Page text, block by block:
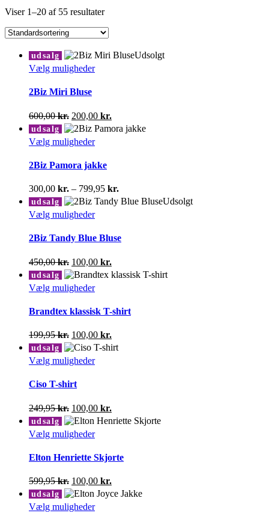
Viser 1–20 af 55 resultater
udsalg
Udsolgt
Vælg mulighederDette
varianter.
Mulighederne
kan
vælges
varesiden
2Biz Miri Bluse
600,00kr. Den
oprindelige
pris
var:
200,00 kr.
aktuelle
udsalg
Vælg mulighederDette
har
varianter.
Mulighederne
kan
vælges
varesiden
2Biz Pamora jakke
300,00 kr. – 799,95 kr.
300,00 kr.
udsalg
Udsolgt
Vælg mulighederDette
har
varianter.
Mulighederne
kan
vælges
varesiden
2Biz Tandy Blue Bluse
450,00kr. Den
oprindelige
pris
var:
100,00 kr.
aktuelle
udsalg
Vælg mulighederDette
har
varianter.
Mulighederne
kan
vælges
Brandtex klassisk T-shirt
199,95kr. Den
oprindelige
pris
var:
100,00 kr.
aktuelle
udsalg
Vælg mulighederDette
varianter.
Mulighederne
kan
vælges
varesiden
Ciso T-shirt
249,95kr. Den
oprindelige
pris
var:
100,00 kr.
aktuelle
udsalg
Vælg mulighederDette
har
flere
varianter.
Mulighederne
kan
vælges
Elton Henriette Skjorte
599,95kr. Den
oprindelige
pris
var:
100,00 kr.
aktuelle
udsalg
Vælg mulighederDette